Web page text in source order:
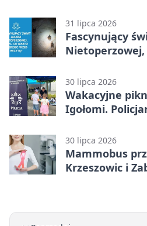
31 lipca 2026
Fascynujący
30 lipca 2026
Wakacyjne
Igołomi.
30 lipca 2026
Mammobus
Krzeszowic i